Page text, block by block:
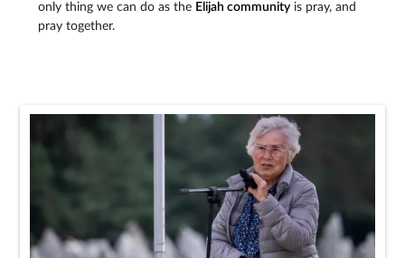
only thing we can do as the Elijah community is pray, and
pray together.